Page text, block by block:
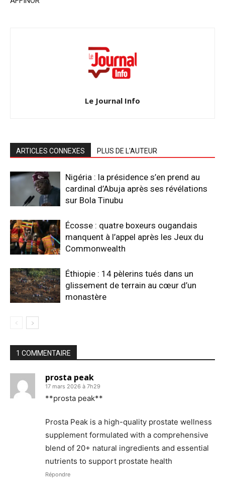
Le Journal Info
ARTICLES CONNEXES PLUS DE L'AUTEUR
Nigéria : la présidence s’en prend au
cardinal d’Abuja après ses révélations
sur Bola Tinubu
Écosse : quatre boxeurs ougandais
manquent à l’appel après les Jeux du
Commonwealth
Éthiopie : 14 pèlerins tués dans un
glissement de terrain au cœur d’un
monastère
1 COMMENTAIRE
prosta peak
17 mars 2026 à 7h29
**prosta peak**
Prosta Peak is a high-quality prostate wellness
supplement formulated with a comprehensive
blend of 20+ natural ingredients and essential
nutrients to support prostate health
Répondre